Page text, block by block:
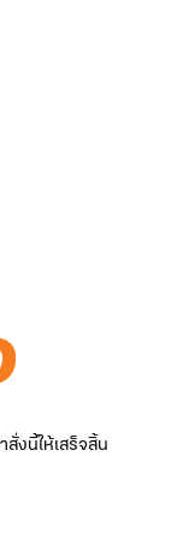
งนี้ให้เสร็จสิ้น